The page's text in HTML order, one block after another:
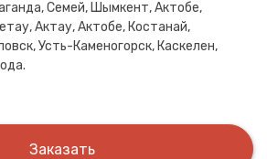
Семей, Шымкент, Актобе,
Актау, Актобе, Костанай,
Усть-Каменогорск, Каскелен,
Заказать